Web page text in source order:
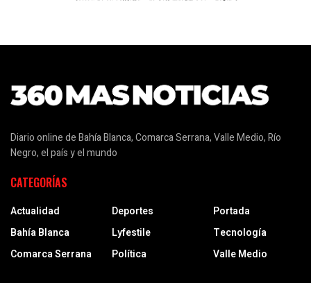
Diario online de Bahía Blanca, Comarca Serrana, Valle Medio, Río
Negro, el país y el mundo
CATEGORÍAS
Actualidad
Bahía Blanca
Comarca Serrana
Deportes
Lyfestile
Política
Portada
Tecnología
Valle Medio